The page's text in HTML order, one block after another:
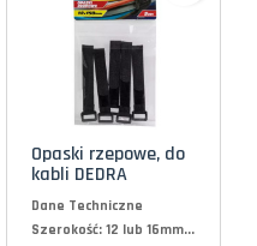
Opaski rzepowe, do
kabli DEDRA
Dane Techniczne
Szerokość: 12 lub 16mm...